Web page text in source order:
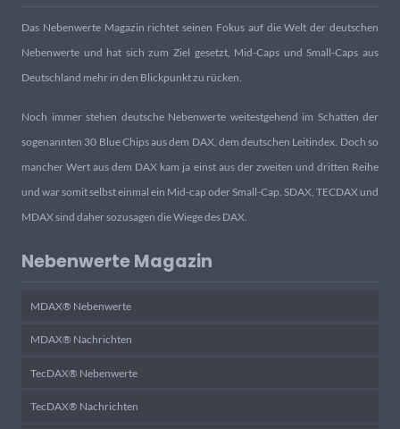
Das Nebenwerte Magazin richtet seinen Fokus auf die Welt der deutschen
Nebenwerte und hat sich zum Ziel gesetzt, Mid-Caps und Small-Caps aus
Deutschland mehr in den Blickpunkt zu rücken.
Noch immer stehen deutsche Nebenwerte weitestgehend im Schatten der
sogenannten 30 Blue Chips aus dem DAX, dem deutschen Leitindex. Doch so
mancher Wert aus dem DAX kam ja einst aus der zweiten und dritten Reihe
und war somit selbst einmal ein Mid-cap oder Small-Cap. SDAX, TECDAX und
MDAX sind daher sozusagen die Wiege des DAX.
Nebenwerte Magazin
MDAX® Nebenwerte
MDAX® Nachrichten
TecDAX® Nebenwerte
TecDAX® Nachrichten